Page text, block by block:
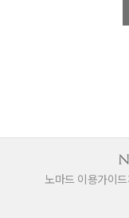
노마드 이용가이드